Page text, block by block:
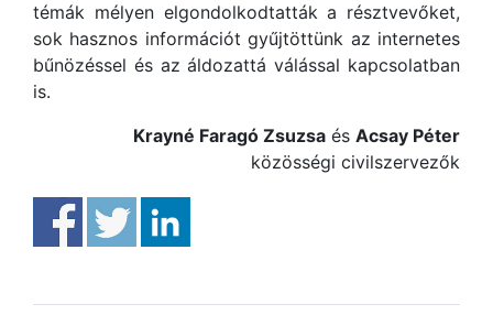
témák mélyen elgondolkodtatták a résztvevőket,
sok hasznos információt gyűjtöttünk az internetes
bűnözéssel és az áldozattá válással kapcsolatban
is.
Krayné Faragó Zsuzsa és Acsay Péter
közösségi civilszervezők